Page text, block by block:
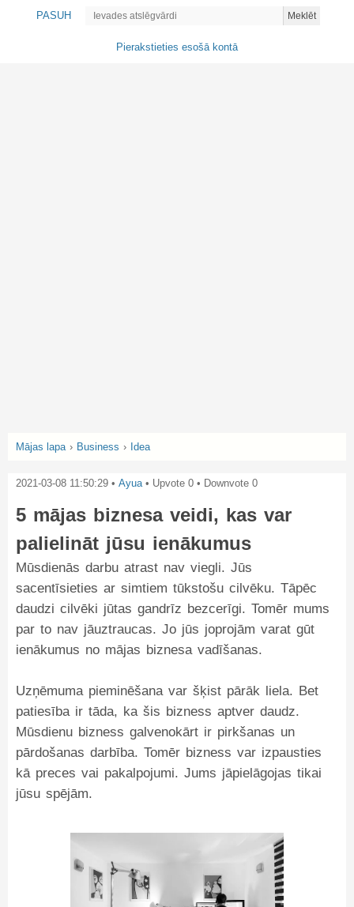
PASUH Meklēt
Pierakstieties esošā kontā
Mājas lapa › Business › Idea
2021-03-08 11:50:29 • Ayua• Upvote 0 • Downvote 0
5 mājas biznesa veidi, kas var
palielināt jūsu ienākumus
Mūsdienās darbu atrast nav viegli. Jūs
sacentīsieties ar simtiem tūkstošu cilvēku. Tāpēc
daudzi cilvēki jūtas gandrīz bezcerīgi. Tomēr mums
par to nav jāuztraucas. Jo jūs joprojām varat gūt
ienākumus no mājas biznesa vadīšanas.
Uzņēmuma pieminēšana var šķist pārāk liela. Bet
patiesība ir tāda, ka šis bizness aptver daudz.
Mūsdienu bizness galvenokārt ir pirkšanas un
pārdošanas darbība. Tomēr bizness var izpausties
kā preces vai pakalpojumi. Jums jāpielāgojas tikai
jūsu spējām.